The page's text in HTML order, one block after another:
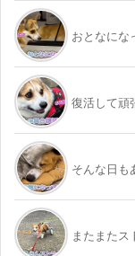
おとなにな
復活して頑
そんな日も
またまたス